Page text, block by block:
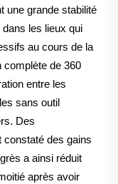
une grande stabilité
les lieux qui
au cours de la
complète de 360
entre les
sans outil
Des
constaté des gains
a ainsi réduit
après avoir